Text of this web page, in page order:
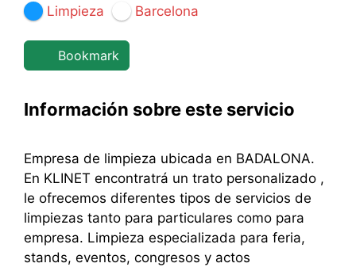
Limpieza Barcelona
Bookmark
Información sobre este servicio
Empresa de limpieza ubicada en BADALONA.
En KLINET encontratrá un trato personalizado ,
le ofrecemos diferentes tipos de servicios de
limpiezas tanto para particulares como para
empresa. Limpieza especializada para feria,
stands, eventos, congresos y actos